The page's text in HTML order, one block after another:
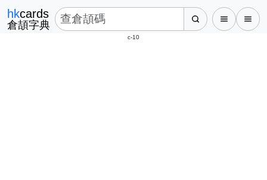
hkcards
倉頡字典
c-10